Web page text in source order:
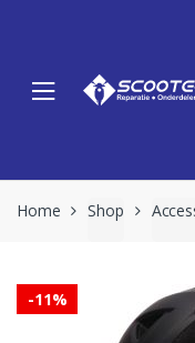
Home Shop
-11%